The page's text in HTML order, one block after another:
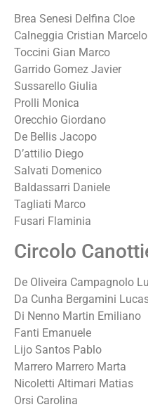
Brea Senesi Delfina Cloe
Calneggia Cristian Marcelo
Toccini Gian Marco
Garrido Gomez Javier
Sussarello Giulia
Prolli Monica
Orecchio Giordano
De Bellis Jacopo
D’attilio Diego
Salvati Domenico
Baldassarri Daniele
Tagliati Marco
Fusari Flaminia
Circolo
De Oliveira Campagnolo
Da Cunha Bergamini
Di Nenno Martin Emiliano
Fanti Emanuele
Lijo Santos Pablo
Marrero Marrero Marta
Nicoletti Altimari Matias
Orsi Carolina